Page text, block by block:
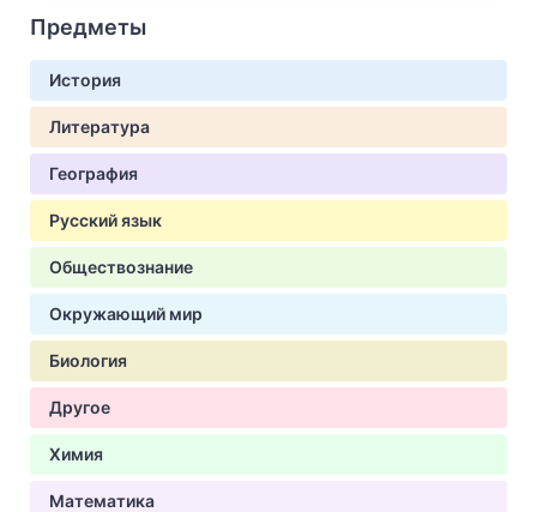
Предметы
История
Литература
География
Русский язык
Обществознание
Окружающий мир
Биология
Другое
Химия
Математика